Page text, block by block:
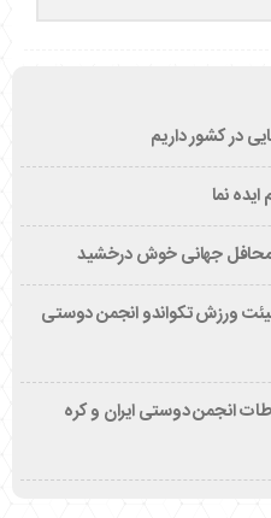
در کشور داریم
ایده نما
محافل جهانی خوش درخشید
ورزش تکواندو انجمن دوستی
انجمن دوستی ایران و کره